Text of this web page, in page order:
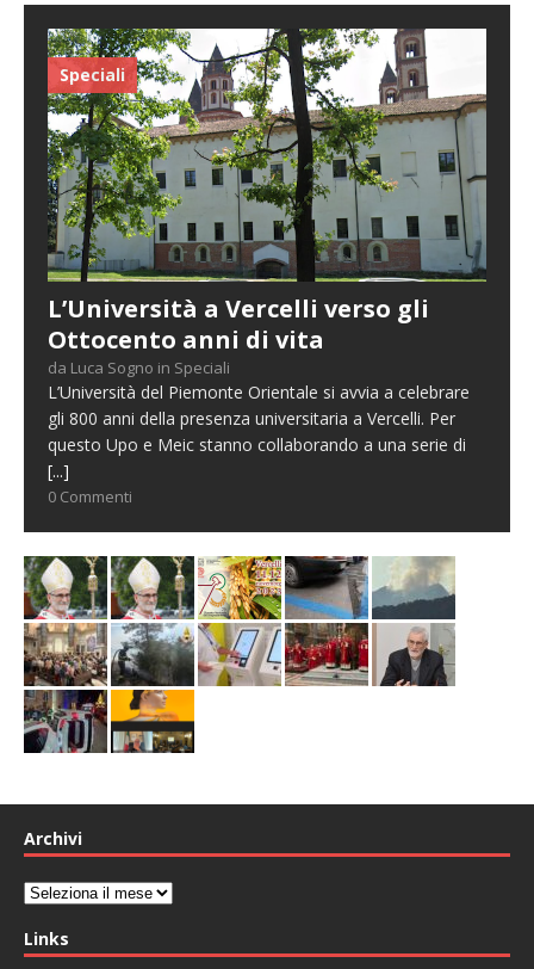
Speciali
L’Università a Vercelli verso gli
Ottocento anni di vita
da Luca Sogno in Speciali
L’Università del Piemonte Orientale si avvia a celebrare
gli 800 anni della presenza universitaria a Vercelli. Per
questo Upo e Meic stanno collaborando a una serie di
[...]
0 Commenti
Archivi
Archivi
Links